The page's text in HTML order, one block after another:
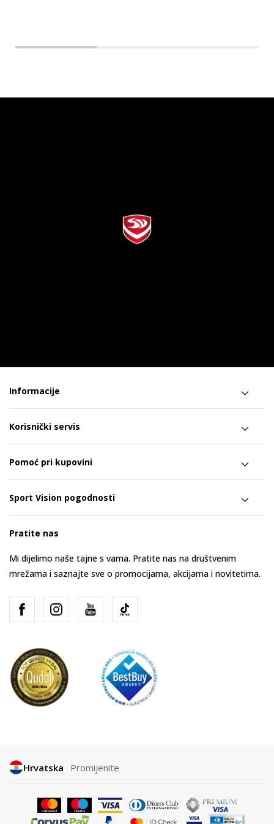
Informacije
Korisnički servis
Pomoć pri kupovini
Sport Vision pogodnosti
Pratite nas
Mi dijelimo naše tajne s vama. Pratite nas na društvenim
mrežama i saznajte sve o promocijama, akcijama i novitetima.
Hrvatska Promijenite